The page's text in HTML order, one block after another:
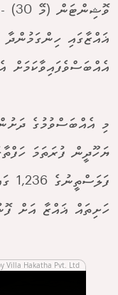
އެއްބަސްވެފައިވާކަމަށް
ޔަހޫދީން ފުރަތަމަ
ހަށިތައް ޣައްޒާ އަށް
Villa Hakatha Pvt. Ltd